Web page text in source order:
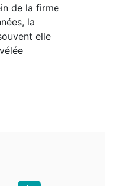
de la firme
la
elle